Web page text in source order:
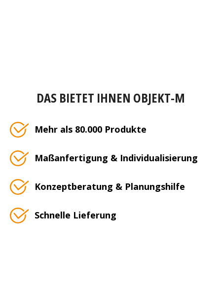
DAS BIETET IHNEN OBJEKT-M
Mehr als 80.000 Produkte
Maßanfertigung & Individualisierung
Konzeptberatung & Planungshilfe
Schnelle Lieferung